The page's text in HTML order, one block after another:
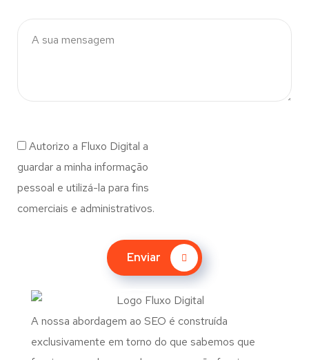
Autorizo a Fluxo Digital a
guardar a minha informação
pessoal e utilizá-la para fins
comerciais e administrativos.
Enviar
A nossa abordagem ao SEO é construída
exclusivamente em torno do que sabemos que